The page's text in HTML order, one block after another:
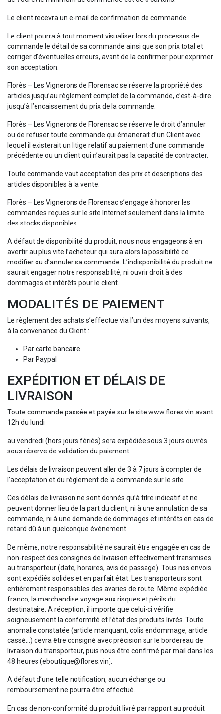
Le client recevra un e-mail de confirmation de commande.
Le client pourra à tout moment visualiser lors du processus de
commande le détail de sa commande ainsi que son prix total et
corriger d’éventuelles erreurs, avant de la confirmer pour exprimer
son acceptation.
Florès – Les Vignerons de Florensac se réserve la propriété des
articles jusqu’au règlement complet de la commande, c’est-à-dire
jusqu’à l’encaissement du prix de la commande.
Florès – Les Vignerons de Florensac se réserve le droit d’annuler
ou de refuser toute commande qui émanerait d’un Client avec
lequel il existerait un litige relatif au paiement d’une commande
précédente ou un client qui n’aurait pas la capacité de contracter.
Toute commande vaut acceptation des prix et descriptions des
articles disponibles à la vente.
Florès – Les Vignerons de Florensac s’engage à honorer les
commandes reçues sur le site Internet seulement dans la limite
des stocks disponibles.
A défaut de disponibilité du produit, nous nous engageons à en
avertir au plus vite l’acheteur qui aura alors la possibilité de
modifier ou d’annuler sa commande. L’indisponibilité du produit ne
saurait engager notre responsabilité, ni ouvrir droit à des
dommages et intérêts pour le client.
MODALITÉS DE PAIEMENT
Le règlement des achats s’effectue via l’un des moyens suivants,
à la convenance du Client :
Par carte bancaire
Par Paypal
EXPÉDITION ET DÉLAIS DE
LIVRAISON
Toute commande passée et payée sur le site www.flores.vin avant
12h du lundi
au vendredi (hors jours fériés) sera expédiée sous 3 jours ouvrés
sous réserve de validation du paiement.
Les délais de livraison peuvent aller de 3 à 7 jours à compter de
l’acceptation et du règlement de la commande sur le site.
Ces délais de livraison ne sont donnés qu’à titre indicatif et ne
peuvent donner lieu de la part du client, ni à une annulation de sa
commande, ni à une demande de dommages et intérêts en cas de
retard dû à un quelconque événement.
De même, notre responsabilité ne saurait être engagée en cas de
non-respect des consignes de livraison effectivement transmises
au transporteur (date, horaires, avis de passage). Tous nos envois
sont expédiés solides et en parfait état. Les transporteurs sont
entièrement responsables des avaries de route. Même expédiée
franco, la marchandise voyage aux risques et périls du
destinataire. A réception, il importe que celui-ci vérifie
soigneusement la conformité et l’état des produits livrés. Toute
anomalie constatée (article manquant, colis endommagé, article
cassé…) devra être consigné avec précision sur le bordereau de
livraison du transporteur, puis nous être confirmé par mail dans les
48 heures (eboutique@flores.vin).
A défaut d’une telle notification, aucun échange ou
remboursement ne pourra être effectué.
En cas de non-conformité du produit livré par rapport au produit